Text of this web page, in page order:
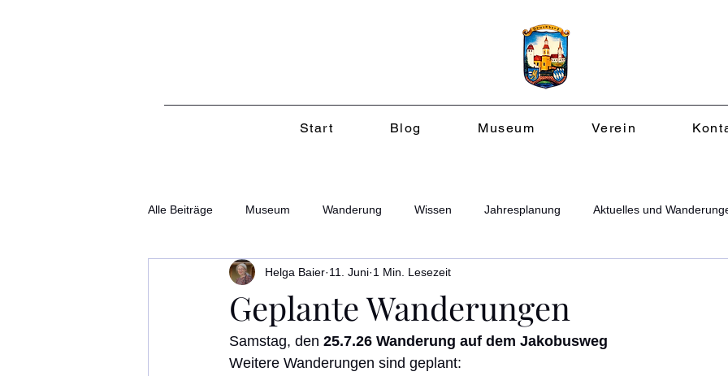
Start Blog Museum Verein
Alle Beiträge Museum Wanderung Wissen Jahresplanung Aktuelles und
Geplante Wanderungen
Helga Baier 11. Juni 1 Min. Lesezeit
Samstag, den 25.7.26 Wanderung auf dem Jakobusweg
Weitere Wanderungen sind geplant: